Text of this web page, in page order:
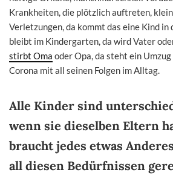
Krankheiten, die plötzlich auftreten,
Verletzungen, da kommt das eine Kind in
bleibt im Kindergarten, da wird Vater
stirbt Oma oder Opa, da steht ein
Corona mit all seinen Folgen im Alltag.
Alle Kinder sind
wenn sie dieselben Eltern
braucht jedes etwas
all diesen Bedürfnissen